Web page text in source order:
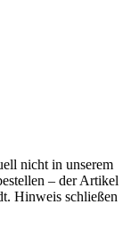
nicht in unserem
– der Artikel
Hinweis schließen